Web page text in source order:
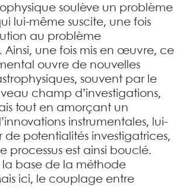
soulève un problème
lui-même suscite, une fois
au problème
Ainsi, une fois mis en œuvre, ce
ouvre de nouvelles
souvent par le
champ d’investigations,
tout en amorçant un
instrumentales, lui-
de potentialités investigatrices,
processus est ainsi bouclé.
la base de la méthode
ici, le couplage entre